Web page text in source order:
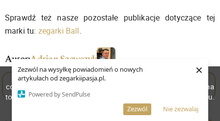
Zezwól na wysyłkę powiadomień o nowych
artykułach od zegarkiipasja.pl.
Powered by SendPulse
Nie zezwalaj
Zezwól
×
Sprawdź też nasze pozostałe publikacje dotyczące tej
marki tu: zegarki Ball.
Autor: Adrian Szewczyk
Zaloguj się lub zarejestruj aby dodać artykuł do ulubionych
W celu poprawienia jakości usług korzystamy z plików
cookies. Pozostanie na stronie oznacza, iż wyrażasz zgodę na
to, że pliki cookies będą przechowywane w Twoim urządzeniu.
Więcej informacji